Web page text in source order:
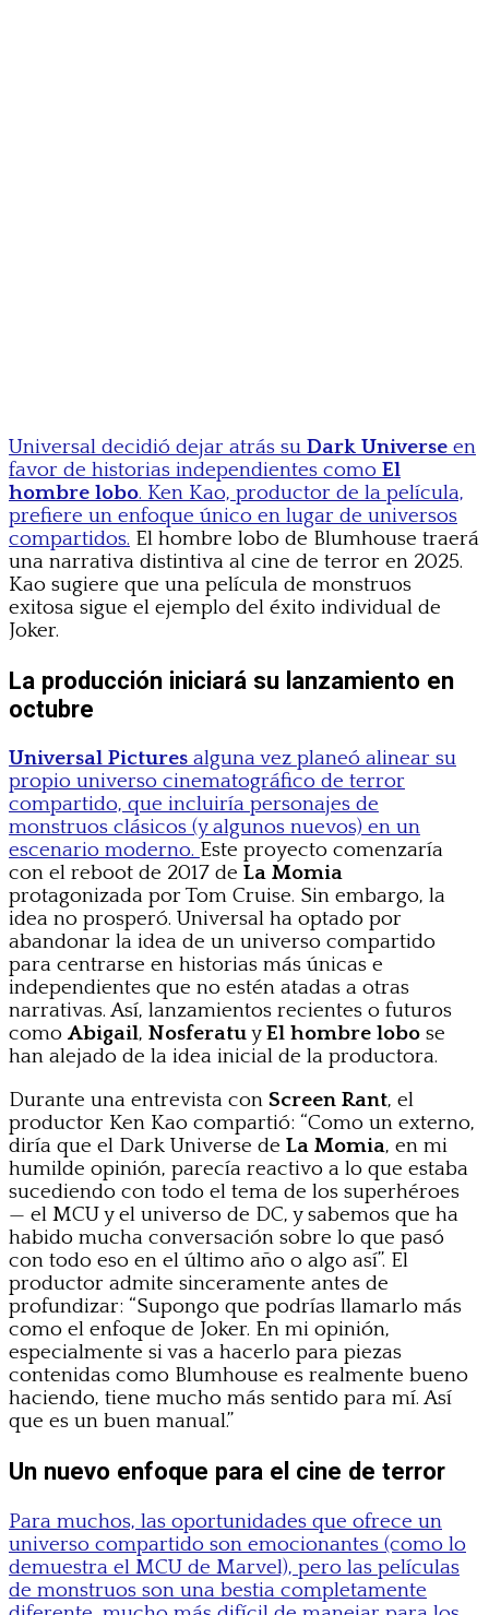
Universal decidió dejar atrás su Dark Universe en
favor de historias independientes como El
hombre lobo. Ken Kao, productor de la película,
prefiere un enfoque único en lugar de universos
compartidos. El hombre lobo de Blumhouse traerá
una narrativa distintiva al cine de terror en 2025.
Kao sugiere que una película de monstruos
exitosa sigue el ejemplo del éxito individual de
Joker.
La producción iniciará su lanzamiento en
octubre
Universal Pictures alguna vez planeó alinear su
propio universo cinematográfico de terror
compartido, que incluiría personajes de
monstruos clásicos (y algunos nuevos) en un
escenario moderno. Este proyecto comenzaría
con el reboot de 2017 de La Momia
protagonizada por Tom Cruise. Sin embargo, la
idea no prosperó. Universal ha optado por
abandonar la idea de un universo compartido
para centrarse en historias más únicas e
independientes que no estén atadas a otras
narrativas. Así, lanzamientos recientes o futuros
como Abigail, NosferatuyEl hombre lobo se
han alejado de la idea inicial de la productora.
Durante una entrevista con Screen Rant, el
productor Ken Kao compartió: “Como un externo,
diría que el Dark Universe de La Momia, en mi
humilde opinión, parecía reactivo a lo que estaba
sucediendo con todo el tema de los superhéroes
— el MCU y el universo de DC, y sabemos que ha
habido mucha conversación sobre lo que pasó
con todo eso en el último año o algo así”. El
productor admite sinceramente antes de
profundizar: “Supongo que podrías llamarlo más
como el enfoque de Joker. En mi opinión,
especialmente si vas a hacerlo para piezas
contenidas como Blumhouse es realmente bueno
haciendo, tiene mucho más sentido para mí. Así
que es un buen manual.”
Un nuevo enfoque para el cine de terror
Para muchos, las oportunidades que ofrece un
universo compartido son emocionantes (como lo
demuestra el MCU de Marvel), pero las películas
de monstruos son una bestia completamente